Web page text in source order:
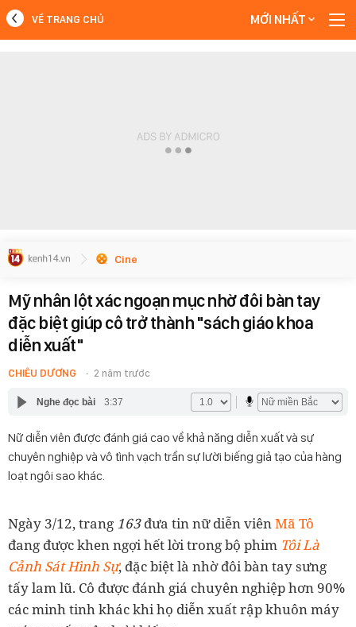
VỀ TRANG CHỦ MỚI NHẤT
Cine
Mỹ nhân lột xác ngoạn mục nhờ đôi bàn tay
đặc biệt giúp cô trở thành "sách giáo khoa
diễn xuất"
CHIÊU DƯƠNG 2 năm trước
Nghe đọc bài 3:37
Nữ diễn viên được đánh giá cao về khả năng diễn xuất và sự
chuyên nghiệp và vô tình vạch trần sự lười biếng giả tạo của hàng
loạt ngôi sao khác.
Ngày 3/12, trang 163đưa tin nữ diễn viênMã Tô
đang được khen ngợi hết lời trong bộ phim Tôi Là
Cảnh Sát Hình Sự, đặc biệt là nhờ đôi bàn tay sưng
tấy lam lũ. Cô được đánh giá chuyên nghiệp hơn 90%
các minh tinh khác khi họ diễn xuất rập khuôn máy